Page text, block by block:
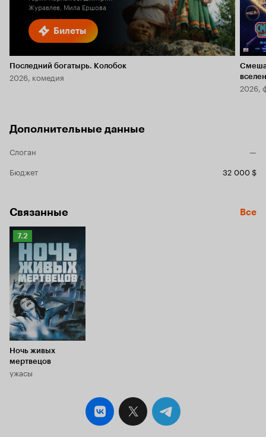
Билеты
Журавлев, Мила Ершова
Последний богатырь. Колобок
2026, комедия
2026,
Дополнительные данные
Слоган
—
Бюджет
32 000 $
Связанные Все
Рейтинг
Кинопоиска
7.2
7.2
Ночь живых
мертвецов
ужасы